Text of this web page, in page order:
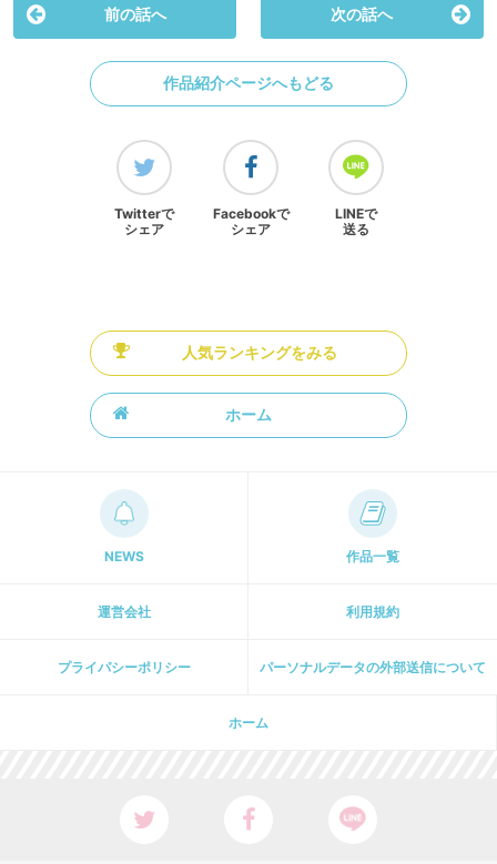
前の話へ 次の話へ
作品紹介ページへもどる
Twitterで
シェア
Facebookで
シェア
LINEで
送る
人気ランキングをみる
ホーム
NEWS 作品一覧
運営会社 利用規約
プライパシーポリシー パーソナルデータの外部送信について
ホーム